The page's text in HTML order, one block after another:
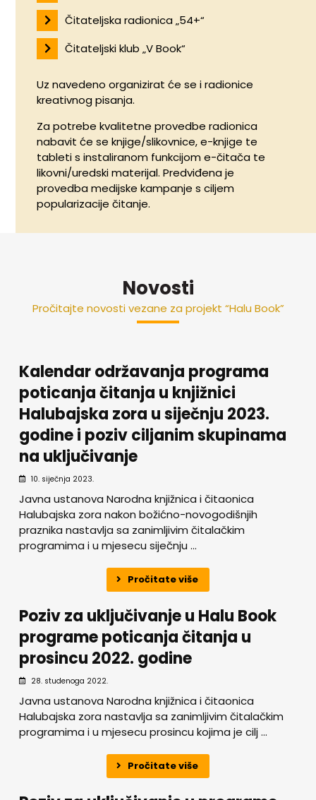
Čitateljska radionica „54+“
Čitateljski klub „V Book“
Uz navedeno organizirat će se i radionice
kreativnog pisanja.
Za potrebe kvalitetne provedbe radionica
nabavit će se knjige/slikovnice, e-knjige te
tableti s instaliranom funkcijom e-čitača te
likovni/uredski materijal. Predviđena je
provedba medijske kampanje s ciljem
popularizacije čitanje.
Novosti
Pročitajte novosti vezane za projekt “Halu Book”
Kalendar održavanja programa
poticanja čitanja u knjižnici
Halubajska zora u siječnju 2023.
godine i poziv ciljanim skupinama
na uključivanje
10. siječnja 2023.
Javna ustanova Narodna knjižnica i čitaonica
Halubajska zora nakon božićno-novogodišnjih
praznika nastavlja sa zanimljivim čitalačkim
programima i u mjesecu siječnju ...
Pročitate više
Poziv za uključivanje u Halu Book
programe poticanja čitanja u
prosincu 2022. godine
28. studenoga 2022.
Javna ustanova Narodna knjižnica i čitaonica
Halubajska zora nastavlja sa zanimljivim čitalačkim
programima i u mjesecu prosincu kojima je cilj ...
Pročitate više